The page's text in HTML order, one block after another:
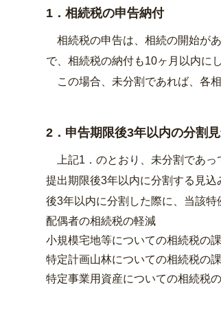
1．相続税の申告納付
相続税の申告は、相続の開始が
で、相続税の納付も10ヶ月以内に
この場合、未分割であれば、各
2．申告期限後3年以内の分割
上記1．のとおり、未分割であっ
提出期限後3年以内に分割する見
後3年以内に分割した際に、当該特
配偶者の相続税の軽減
小規模宅地等についての相続税の
特定計画山林についての相続税の
特定事業用資産についての相続税